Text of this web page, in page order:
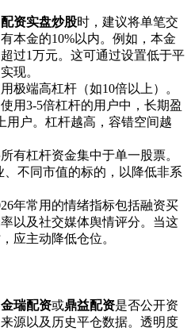
配资实盘炒股时，建议将单笔交
本金的10%以内。例如，本金
过1万元。这可通过设置低于平
现。
用极端高杠杆（如10倍以上）。
用3-5倍杠杆的用户中，长期盈
用户。杠杆越高，容错空间越
所有杠杆资金集中于单一股票。
、不同市值的标的，以降低非系
年常用的情绪指标包括融资买
以及社交媒体舆情评分。当这
应主动降低仓位。
金瑞配资或鼎益配资是否公开资
源以及历史平仓数据。透明度